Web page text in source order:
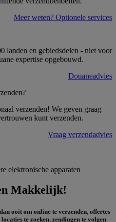
Meer weten? Optionele services
landen en gebiedsdelen - niet voor
expertise opgebouwd.
Douaneadvies
verzenden! We geven graag
kunt verzenden.
Vraag verzendadvies
Makkelijk!
ooit om online te verzenden, offertes
te zoeken, zendingen te volgen